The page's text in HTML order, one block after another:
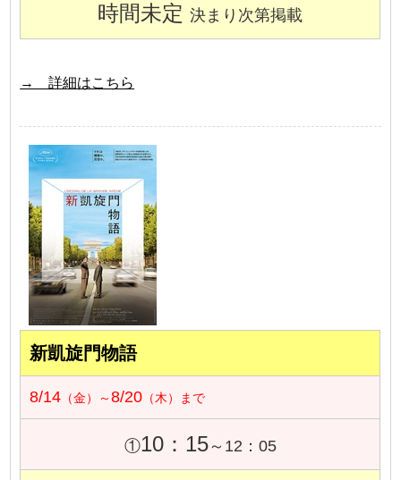
時間未定決まり次第掲載
→ 詳細はこちら
新凱旋門物語
8/14 （金）～8/20 （木）まで
①10：15～12：05